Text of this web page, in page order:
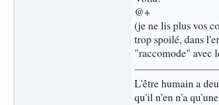
@+
(je ne lis plus vos
trop spoilé, dans
"raccomode" avec
L'être humain a
qu'il n'en n'a